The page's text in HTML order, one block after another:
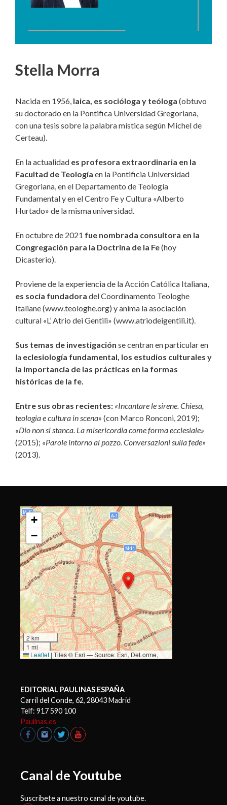
Stella Morra
Nacida en 1956, laica, es socióloga y teóloga (obtuvo
su doctorado en la Pontifica Universidad Gregoriana,
con una tesis sobre la palabra mística según Michel de
Certeau).
En la actualidad es profesora extraordinaria en la
Facultad de Teología en la Pontificia Universidad
Gregoriana, en el Departamento de Teología
Fundamental y en el Centro Fe y Cultura «Alberto
Hurtado» de la misma universidad.
En octubre de 2021 fue nombrada consultora en la
Congregación para la Doctrina de la Fe(hoy
Dicasterio).
Proviene de la experiencia de la Acción Católica Italiana,
es socia fundadora del Coordinamento Teologhe
Italiane (www.teologhe.org) y anima la asociación
cultural «L’ Atrio dei Gentili» (www.atriodeigentili.it).
Sus temas de investigación se centran en particular en
la eclesiología fundamental, los estudios culturales y
la importancia de las prácticas en la formas
históricas de la fe.
Entre sus obras recientes: «Incantare le sirene. Chiesa,
teologia e cultura in scena» (con Marco Ronconi, 2019);
«Dio non si stanca. La misericordia come forma ecclesiale»
(2015); «Parole intorno al pozzo. Conversazioni sulla fede»
(2013).
+
−
2 km
1 mi
Leaflet | Tiles © Esri — Source: Esri, DeLorme,
EDITORIAL PAULINAS ESPAÑA
Carril del Conde, 62, 28043 Madrid
Telf: 917 590 100
Paulinas.es
Canal de Youtube
Suscríbete a nuestro canal de youtube.